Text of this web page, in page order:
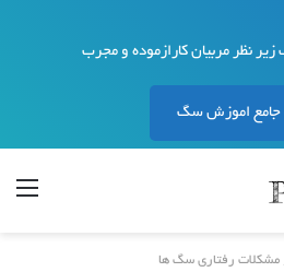
نظر مربیان کارازموده و مجرب
جامع اموزش سگ
مشکلات رفتاری سگ ها